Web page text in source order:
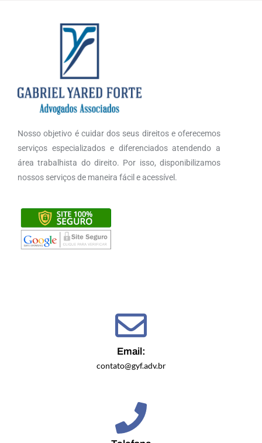
Nosso objetivo é cuidar dos seus direitos e oferecemos
serviços especializados e diferenciados atendendo a
área trabalhista do direito. Por isso, disponibilizamos
nossos serviços de maneira fácil e acessível.
Email:
contato@gyf.adv.br